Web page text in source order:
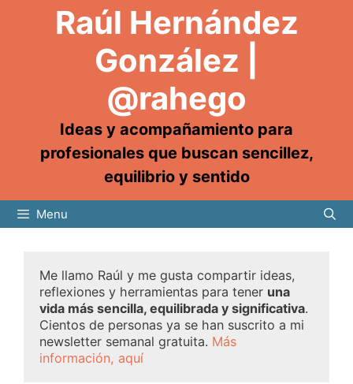
Raúl Hernández
González |
@rahego
Ideas y acompañamiento para
profesionales que buscan sencillez,
equilibrio y sentido
Menu
Me llamo Raúl y me gusta compartir ideas,
reflexiones y herramientas para tener una
vida más sencilla, equilibrada y significativa.
Cientos de personas ya se han suscrito a mi
newsletter semanal gratuita. Más
información, aquí